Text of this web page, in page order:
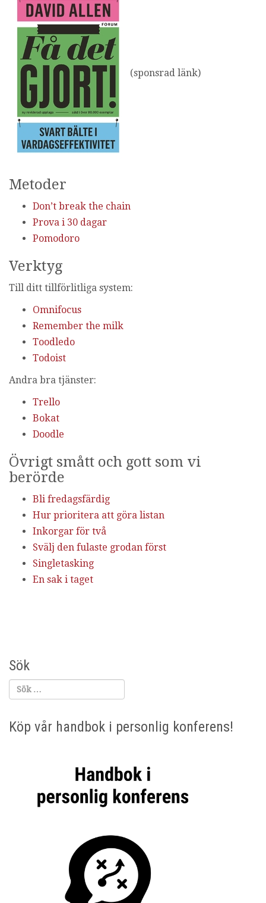
(sponsrad länk)
Metoder
Don’t break the chain
Prova i 30 dagar
Pomodoro
Verktyg
Till ditt tillförlitliga system:
Omnifocus
Remember the milk
Toodledo
Todoist
Andra bra tjänster:
Trello
Bokat
Doodle
Övrigt smått och gott som vi
berörde
Bli fredagsfärdig
Hur prioritera att göra listan
Inkorgar för två
Svälj den fulaste grodan först
Singletasking
En sak i taget
Sök
Köp vår handbok i personlig konferens!